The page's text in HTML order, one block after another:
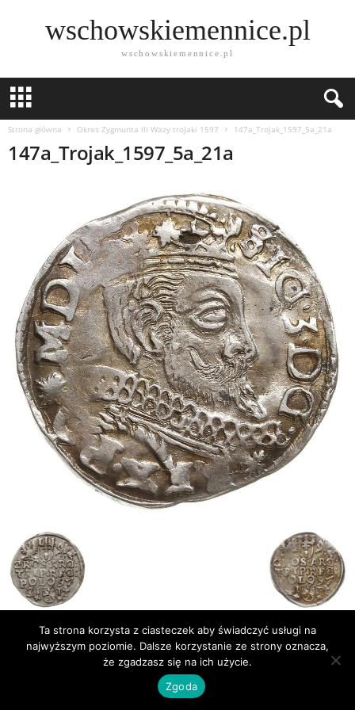
wschowskiemennice.pl
wschowskiemennice.pl
Strona główna Okres Zygmunta lll Wazy trojaki 1597 147a_Trojak_1597_5a_21a
147a_Trojak_1597_5a_21a
Publikacje
Bibliografia
© Newsmag WordPress Theme by TagDiv
Ta strona korzysta z ciasteczek aby świadczyć usługi na
najwyższym poziomie. Dalsze korzystanie ze strony oznacza,
że zgadzasz się na ich użycie.
Zgoda